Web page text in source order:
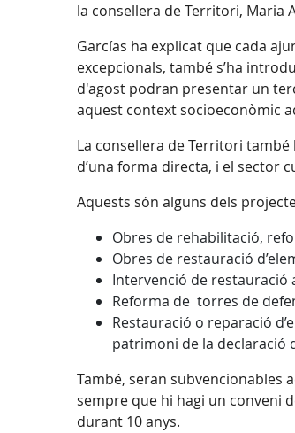
la consellera de Territori, Maria
Garcías ha explicat que cada
excepcionals, també s’ha
d'agost podran presentar un
aquest context socioeconòmic
La consellera de Territori
d’una forma directa, i el sector
Aquests són alguns dels
Obres de rehabilitació,
Obres de restauració
Intervenció de restauració
Reforma de torres de
Restauració o reparació
patrimoni de la declaració
També, seran subvencionables
sempre que hi hagi un conveni
durant 10 anys.